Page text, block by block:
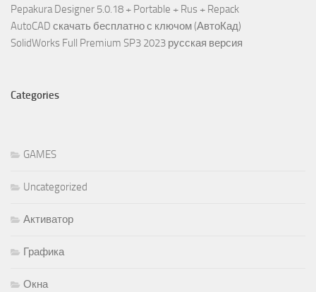
Pepakura Designer 5.0.18 + Portable + Rus + Repack
AutoCAD скачать бесплатно с ключом (АвтоКад)
SolidWorks Full Premium SP3 2023 русская версия
Categories
GAMES
Uncategorized
Активатор
Графика
Окна